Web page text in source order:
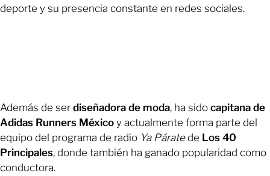
deporte y su presencia constante en redes sociales.
Además de ser diseñadora de moda, ha sido capitana de
Adidas Runners México y actualmente forma parte del
equipo del programa de radio Ya Páratede Los 40
Principales, donde también ha ganado popularidad como
conductora.